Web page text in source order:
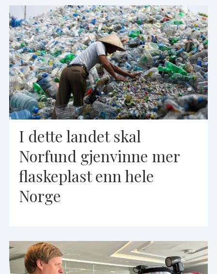
I dette landet skal
Norfund gjenvinne mer
flaskeplast enn hele
Norge